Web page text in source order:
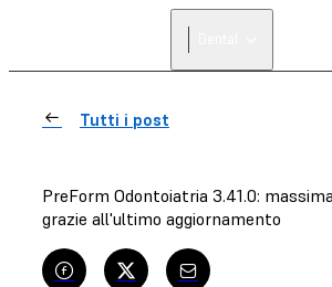
Tutti i post
PreForm Odontoiatria 3.41.0:
grazie all'ultimo aggiornamento